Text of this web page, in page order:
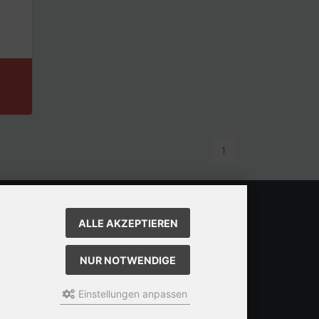
1
ALLE AKZEPTIEREN
NUR NOTWENDIGE
Einstellungen anpassen